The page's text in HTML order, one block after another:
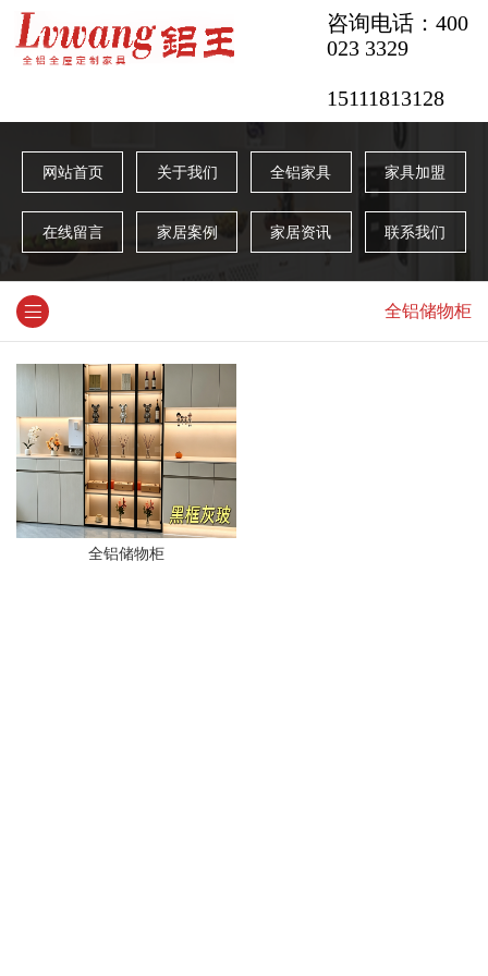
咨询电话：400
023 3329
15111813128
网站首页 关于我们 全铝家具 家具加盟
在线留言 家居案例 家居资讯 联系我们
全铝储物柜
全铝储物柜